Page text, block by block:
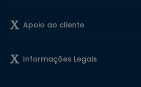
Apoio ao cliente
Informações Legais